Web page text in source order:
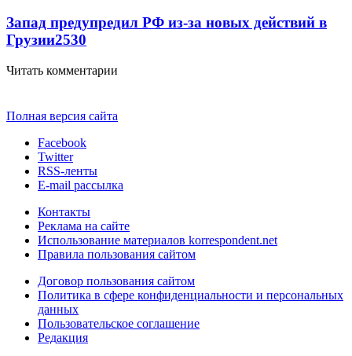
Запад предупредил РФ из-за новых действий в
Грузии2530
Читать комментарии
Полная версия сайта
Facebook
Twitter
RSS-ленты
E-mail рассылка
Контакты
Реклама на сайте
Использование материалов korrespondent.net
Правила пользования сайтом
Договор пользования сайтом
Политика в сфере конфиденциальности и персональных
данных
Пользовательское соглашение
Редакция